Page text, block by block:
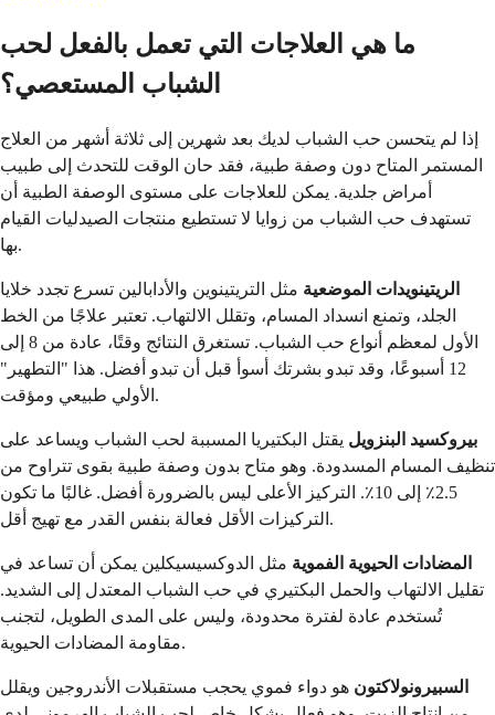
ما هي العلاجات التي تعمل بالفعل لحب
الشباب المستعصي؟
إذا لم يتحسن حب الشباب لديك بعد شهرين إلى ثلاثة أشهر من العلاج
المستمر المتاح دون وصفة طبية، فقد حان الوقت للتحدث إلى طبيب
أمراض جلدية. يمكن للعلاجات على مستوى الوصفة الطبية أن
تستهدف حب الشباب من زوايا لا تستطيع منتجات الصيدليات القيام
بها.
الريتينويدات الموضعية مثل التريتينوين والأدابالين تسرع تجدد خلايا
الجلد، وتمنع انسداد المسام، وتقلل الالتهاب. تعتبر علاجًا من الخط
الأول لمعظم أنواع حب الشباب. تستغرق النتائج وقتًا، عادة من 8 إلى
12 أسبوعًا، وقد تبدو بشرتك أسوأ قبل أن تبدو أفضل. هذا "التطهير"
الأولي طبيعي ومؤقت.
بيروكسيد البنزويل يقتل البكتيريا المسببة لحب الشباب ويساعد على
تنظيف المسام المسدودة. وهو متاح بدون وصفة طبية بقوى تتراوح من
2.5٪ إلى 10٪. التركيز الأعلى ليس بالضرورة أفضل. غالبًا ما تكون
التركيزات الأقل فعالة بنفس القدر مع تهيج أقل.
المضادات الحيوية الفموية مثل الدوكسيسيكلين يمكن أن تساعد في
تقليل الالتهاب والحمل البكتيري في حب الشباب المعتدل إلى الشديد.
تُستخدم عادة لفترة محدودة، وليس على المدى الطويل، لتجنب
مقاومة المضادات الحيوية.
السبيرونولاكتون هو دواء فموي يحجب مستقبلات الأندروجين ويقلل